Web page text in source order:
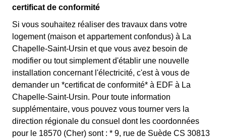
certificat de conformité
Si vous souhaitez réaliser des travaux dans votre
logement (maison et appartement confondus) à La
Chapelle-Saint-Ursin et que vous avez besoin de
modifier ou tout simplement d'établir une nouvelle
installation concernant l'électricité, c'est à vous de
demander un *certificat de conformité* à EDF à La
Chapelle-Saint-Ursin. Pour toute information
supplémentaire, vous pouvez vous tourner vers la
direction régionale du consuel dont les coordonnées
pour le 18570 (Cher) sont : * 9, rue de Suède CS 30813